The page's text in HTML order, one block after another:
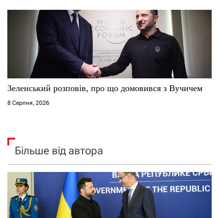
Зеленський розповів, про що домовився з Вучичем
8 Серпня, 2026
Більше від автора